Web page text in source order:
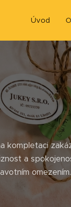
Úvod
kompletaci
a
omezením.